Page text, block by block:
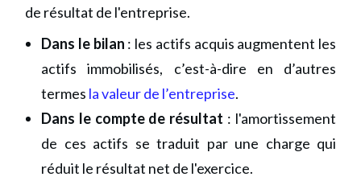
de résultat de l'entreprise.
Dans le bilan : les actifs acquis augmentent les
actifs immobilisés, c’est-à-dire en d’autres
termes la valeur de l’entreprise.
Dans le compte de résultat : l'amortissement
de ces actifs se traduit par une charge qui
réduit le résultat net de l'exercice.